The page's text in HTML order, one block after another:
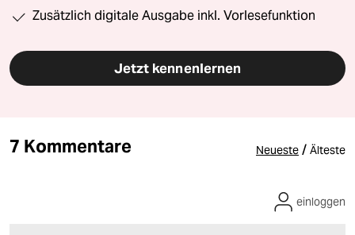
Zusätzlich digitale Ausgabe inkl. Vorlesefunktion
Jetzt kennenlernen
7 Kommentare Neueste / Älteste
einloggen